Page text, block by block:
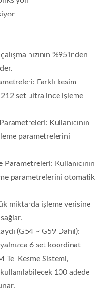
hızının %95'inden
Farklı kesim
set ultra ince işleme
Kullanıcının
parametrelerini
Parametreleri: Kullanıcının
parametrelerini otomatik
miktarda işleme verisine
(G54 ~ G59 Dahil):
6 set koordinat
Tel Kesme Sistemi,
100 adede